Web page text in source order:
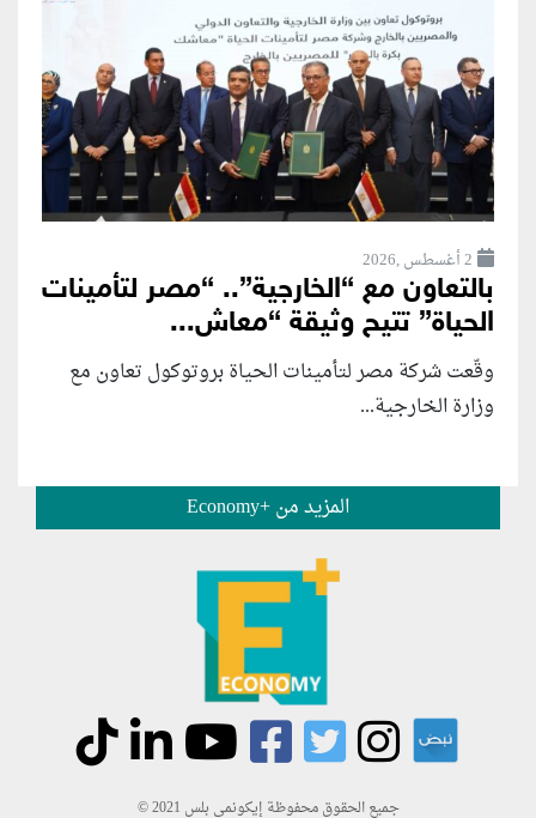
2 أغسطس ,2026
بالتعاون مع “الخارجية”.. “مصر لتأمينات
الحياة” تتيح وثيقة “معاش...
وقّعت شركة مصر لتأمينات الحياة بروتوكول تعاون مع
وزارة الخارجية...
المزيد من +Economy
جميع الحقوق محفوظة إيكونمي بلس 2021 ©